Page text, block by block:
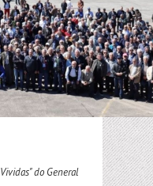
do General